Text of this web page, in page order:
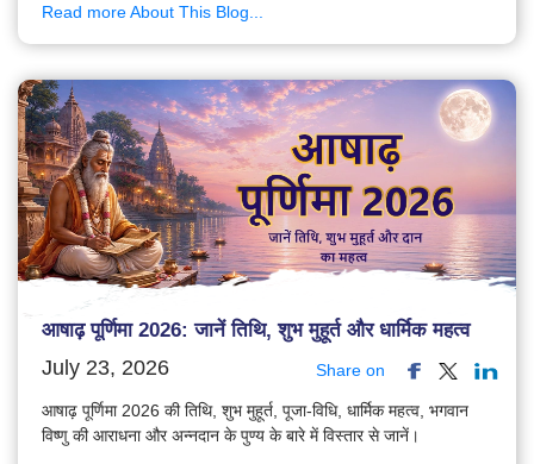
Read more About This Blog...
आषाढ़ पूर्णिमा 2026: जानें तिथि, शुभ मुहूर्त और धार्मिक महत्व
July 23, 2026 Share on
आषाढ़ पूर्णिमा 2026 की तिथि, शुभ मुहूर्त, पूजा-विधि, धार्मिक महत्व, भगवान
विष्णु की आराधना और अन्नदान के पुण्य के बारे में विस्तार से जानें।